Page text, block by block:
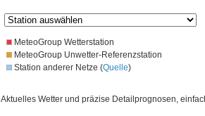
MeteoGroup Wetterstation
MeteoGroup Unwetter-Referenzstation
Station anderer Netze (Quelle)
Aktuelles Wetter und präzise Detailprognosen,